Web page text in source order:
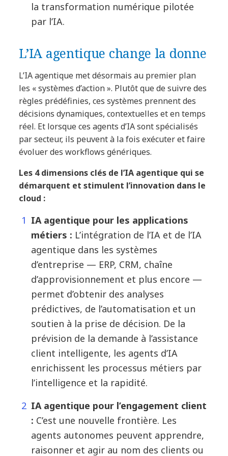
la transformation numérique pilotée
par l’IA.
L’IA agentique change la donne
L’IA agentique met désormais au premier plan
les « systèmes d’action ». Plutôt que de suivre des
règles prédéfinies, ces systèmes prennent des
décisions dynamiques, contextuelles et en temps
réel. Et lorsque ces agents d’IA sont spécialisés
par secteur, ils peuvent à la fois exécuter et faire
évoluer des workflows génériques.
Les 4 dimensions clés de l’IA agentique qui se
démarquent et stimulent l’innovation dans le
cloud :
IA agentique pour les applications
métiers : L’intégration de l’IA et de l’IA
agentique dans les systèmes
d’entreprise — ERP, CRM, chaîne
d’approvisionnement et plus encore —
permet d’obtenir des analyses
prédictives, de l’automatisation et un
soutien à la prise de décision. De la
prévision de la demande à l’assistance
client intelligente, les agents d’IA
enrichissent les processus métiers par
l’intelligence et la rapidité.
IA agentique pour l’engagement client
: C’est une nouvelle frontière. Les
agents autonomes peuvent apprendre,
raisonner et agir au nom des clients ou